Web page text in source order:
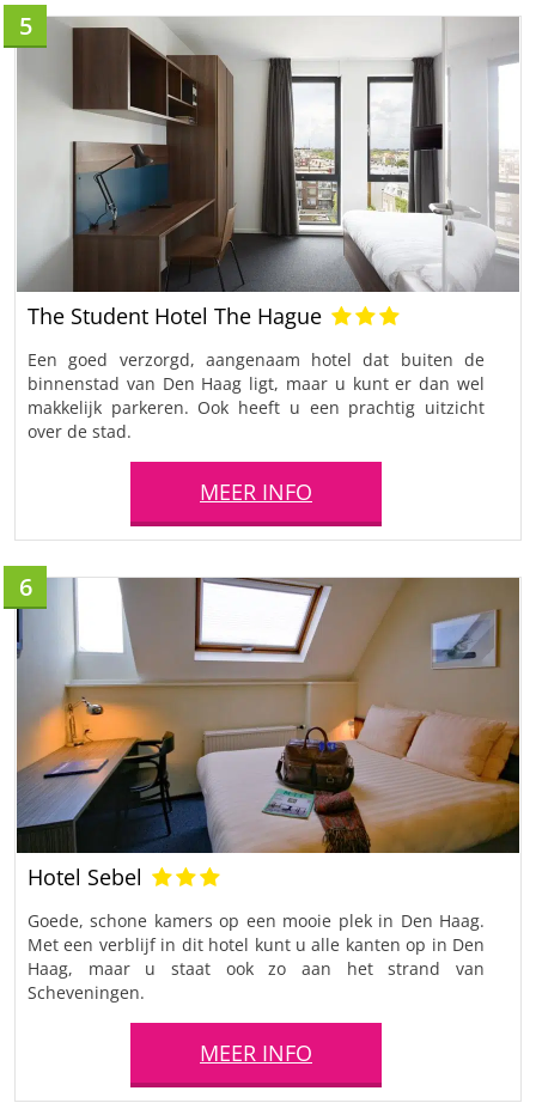
5
The Student Hotel The Hague
Een goed verzorgd, aangenaam hotel dat buiten de
binnenstad van Den Haag ligt, maar u kunt er dan wel
makkelijk parkeren. Ook heeft u een prachtig uitzicht
over de stad.
MEER INFO
6
Hotel Sebel
Goede, schone kamers op een mooie plek in Den Haag.
Met een verblijf in dit hotel kunt u alle kanten op in Den
Haag, maar u staat ook zo aan het strand van
Scheveningen.
MEER INFO